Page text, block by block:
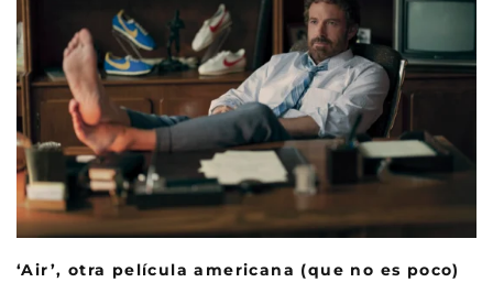
‘Air’, otra película americana (que no es poco)